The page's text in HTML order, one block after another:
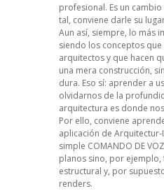
profesional. Es un
tal, conviene darle su
Aun así, siempre, lo más
siendo los conceptos
arquitectos y que hacen
una mera construcción,
dura. Eso sí: aprender a
olvidarnos de la
arquitectura es donde
Por ello, conviene
aplicación de Arquitectur-
simple COMANDO DE
planos sino, por ejemplo,
estructural y, por
renders.